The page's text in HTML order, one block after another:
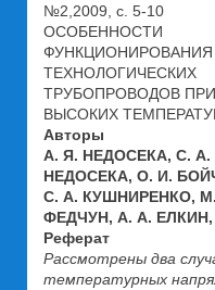
№2,2009, c. 5-10
ОСОБЕННОСТИ
ФУНКЦИОНИРОВАНИЯ
ТЕХНОЛОГИЧЕСКИХ
ТРУБОПРОВОДОВ ПРИ
ВЫСОКИХ
Авторы
А. Я. НЕДОСЕКА, С. А.
НЕДОСЕКА, О. И.
С. А. КУШНИРЕНКО,
ФЕДЧУН, А. А.
Реферат
Рассмотрены два
температурных